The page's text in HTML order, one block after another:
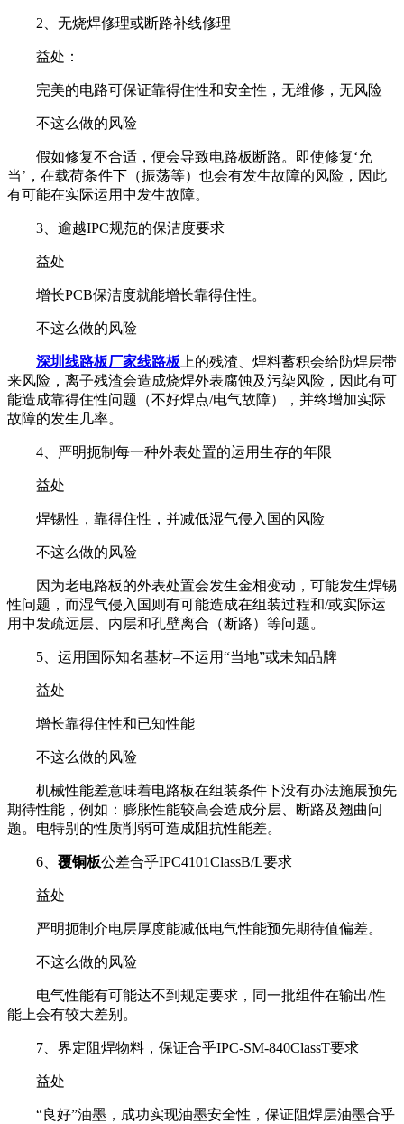
2、无烧焊修理或断路补线修理
益处：
完美的电路可保证靠得住性和安全性，无维修，无风险
不这么做的风险
假如修复不合适，便会导致电路板断路。即使修复‘允
当’，在载荷条件下（振荡等）也会有发生故障的风险，因此
有可能在实际运用中发生故障。
3、逾越IPC规范的保洁度要求
益处
增长PCB保洁度就能增长靠得住性。
不这么做的风险
深圳线路板厂家线路板 上的残渣、焊料蓄积会给防焊层带
来风险，离子残渣会造成烧焊外表腐蚀及污染风险，因此有可
能造成靠得住性问题（不好焊点/电气故障），并终增加实际
故障的发生几率。
4、严明扼制每一种外表处置的运用生存的年限
益处
焊锡性，靠得住性，并减低湿气侵入国的风险
不这么做的风险
因为老电路板的外表处置会发生金相变动，可能发生焊锡
性问题，而湿气侵入国则有可能造成在组装过程和/或实际运
用中发疏远层、内层和孔壁离合（断路）等问题。
5、运用国际知名基材–不运用“当地”或未知品牌
益处
增长靠得住性和已知性能
不这么做的风险
机械性能差意味着电路板在组装条件下没有办法施展预先
期待性能，例如：膨胀性能较高会造成分层、断路及翘曲问
题。电特别的性质削弱可造成阻抗性能差。
6、 覆铜板公差合乎IPC4101ClassB/L要求
益处
严明扼制介电层厚度能减低电气性能预先期待值偏差。
不这么做的风险
电气性能有可能达不到规定要求，同一批组件在输出/性
能上会有较大差别。
7、界定阻焊物料，保证合乎IPC-SM-840ClassT要求
益处
“良好”油墨，成功实现油墨安全性，保证阻焊层油墨合乎